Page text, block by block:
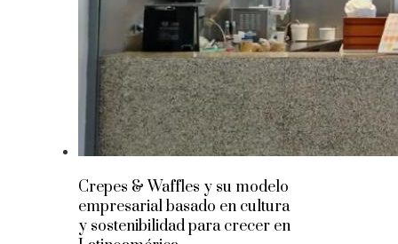
Crepes & Waffles y su modelo
empresarial basado en cultura
y sostenibilidad para crecer en